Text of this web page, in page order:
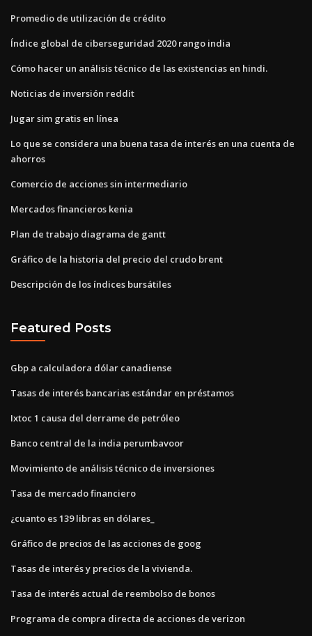
Promedio de utilización de crédito
Índice global de ciberseguridad 2020 rango india
Cómo hacer un análisis técnico de las existencias en hindi.
Noticias de inversión reddit
Jugar sim gratis en línea
Lo que se considera una buena tasa de interés en una cuenta de
ahorros
Comercio de acciones sin intermediario
Mercados financieros kenia
Plan de trabajo diagrama de gantt
Gráfico de la historia del precio del crudo brent
Descripción de los índices bursátiles
Featured Posts
Gbp a calculadora dólar canadiense
Tasas de interés bancarias estándar en préstamos
Ixtoc 1 causa del derrame de petróleo
Banco central de la india perumbavoor
Movimiento de análisis técnico de inversiones
Tasa de mercado financiero
¿cuanto es 139 libras en dólares_
Gráfico de precios de las acciones de goog
Tasas de interés y precios de la vivienda.
Tasa de interés actual de reembolso de bonos
Programa de compra directa de acciones de verizon